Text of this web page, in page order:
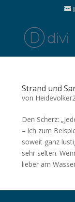
Strand und
von
Den Scherz:
– ich zum
soweit ganz
sehr selten.
lieber am